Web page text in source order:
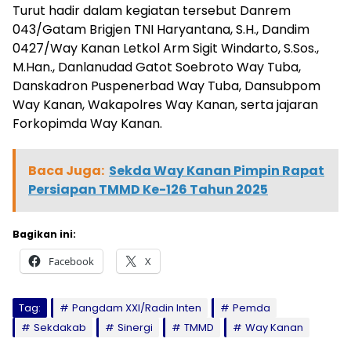
Turut hadir dalam kegiatan tersebut Danrem
043/Gatam Brigjen TNI Haryantana, S.H., Dandim
0427/Way Kanan Letkol Arm Sigit Windarto, S.Sos.,
M.Han., Danlanudad Gatot Soebroto Way Tuba,
Danskadron Puspenerbad Way Tuba, Dansubpom
Way Kanan, Wakapolres Way Kanan, serta jajaran
Forkopimda Way Kanan.
Baca Juga: Sekda Way Kanan Pimpin Rapat
Persiapan TMMD Ke-126 Tahun 2025
Bagikan ini:
Facebook X
Tag: Pangdam XXI/Radin Inten
Pemda
Sekdakab
Sinergi TMMD Way Kanan